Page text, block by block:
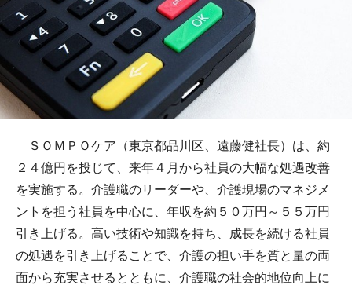
ＳＯＭＰＯケア（東京都品川区、遠藤健社長）は、約
２４億円を投じて、来年４月から社員の大幅な処遇改善
を実施する。介護職のリーダーや、介護現場のマネジメ
ントを担う社員を中心に、年収を約５０万円～５５万円
引き上げる。高い技術や知識を持ち、成長を続ける社員
の処遇を引き上げることで、介護の担い手を質と量の両
面から充実させるとともに、介護職の社会的地位向上に